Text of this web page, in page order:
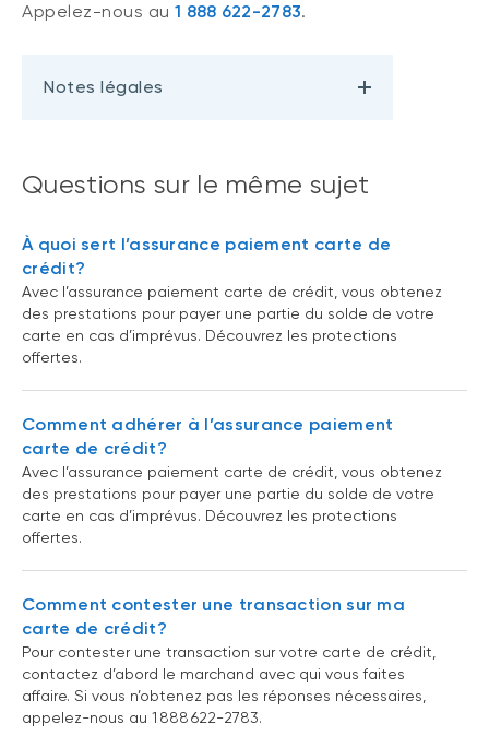
Appelez-nous au 1 888 622-2783.
Notes légales
Questions sur le même sujet
À quoi sert l’assurance paiement carte de
crédit?
Avec l’assurance paiement carte de crédit, vous obtenez
des prestations pour payer une partie du solde de votre
carte en cas d’imprévus. Découvrez les protections
offertes.
Comment adhérer à l’assurance paiement
carte de crédit?
Avec l’assurance paiement carte de crédit, vous obtenez
des prestations pour payer une partie du solde de votre
carte en cas d’imprévus. Découvrez les protections
offertes.
Comment contester une transaction sur ma
carte de crédit?
Pour contester une transaction sur votre carte de crédit,
contactez d’abord le marchand avec qui vous faites
affaire. Si vous n’obtenez pas les réponses nécessaires,
appelez-nous au 1 888 622-2783.